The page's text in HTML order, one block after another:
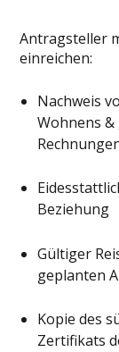
Antragsteller
einreichen:
Nachweis
Wohnens
Beziehung
Gültiger
geplanten
Kopie des
Zertifikats